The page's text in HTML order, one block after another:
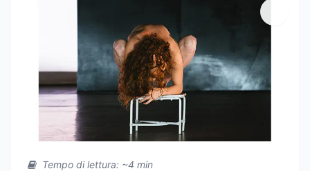
Tempo di lettura: ~4 min